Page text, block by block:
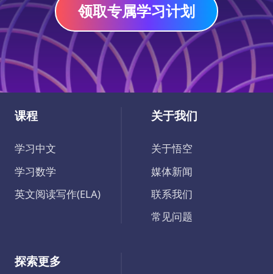
领取专属学习计划
课程
学习中文
学习数学
英文阅读写作(ELA)
关于我们
关于悟空
媒体新闻
联系我们
常见问题
探索更多